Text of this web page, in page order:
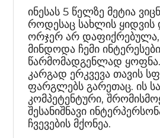
ინესას 5 წელზე მეტია
როდესაც სახლის
ორჯერ არ დაფიქრებულა,
მინდოდა ჩემი
წარმომადგენლად ყოფნა.
კარგად ერკვევა თავის
ფარგლებს გარეთაც. ის
კომპეტენტური,
შესანიშნავი
ჩვევების მქონეა.